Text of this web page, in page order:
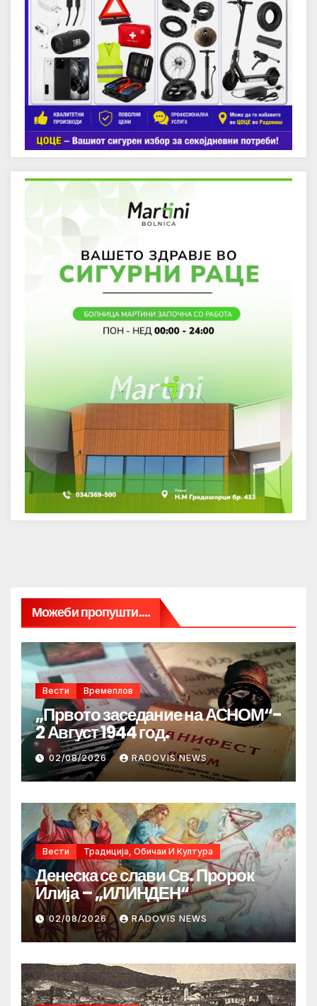
Можеби пропушти....
Вести Времеплов
„Првото заседание на АСНОМ“-
2 Август 1944 год.
02/08/2026 RADOVIS NEWS
Вести Традиција, Обичаи И Култура
Денеска се слави Св. Пророк
Илија – „ИЛИНДЕН“
02/08/2026 RADOVIS NEWS